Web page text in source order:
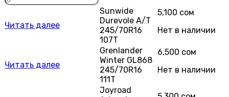
Читать далее
Sunwide
Durevole A/T
245/70R16
107T
5,100 сом
Нет в наличии
Читать далее
Grenlander
Winter GL868
245/70R16
111T
6,500 сом
Нет в наличии
Joyroad